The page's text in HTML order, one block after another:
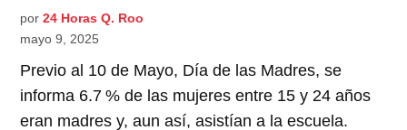
por 24 Horas Q. Roo
mayo 9, 2025
Previo al 10 de Mayo, Día de las Madres, se
informa 6.7 % de las mujeres entre 15 y 24 años
eran madres y, aun así, asistían a la escuela.